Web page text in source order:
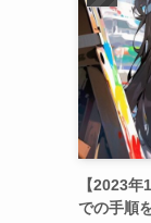
【2023
での手順